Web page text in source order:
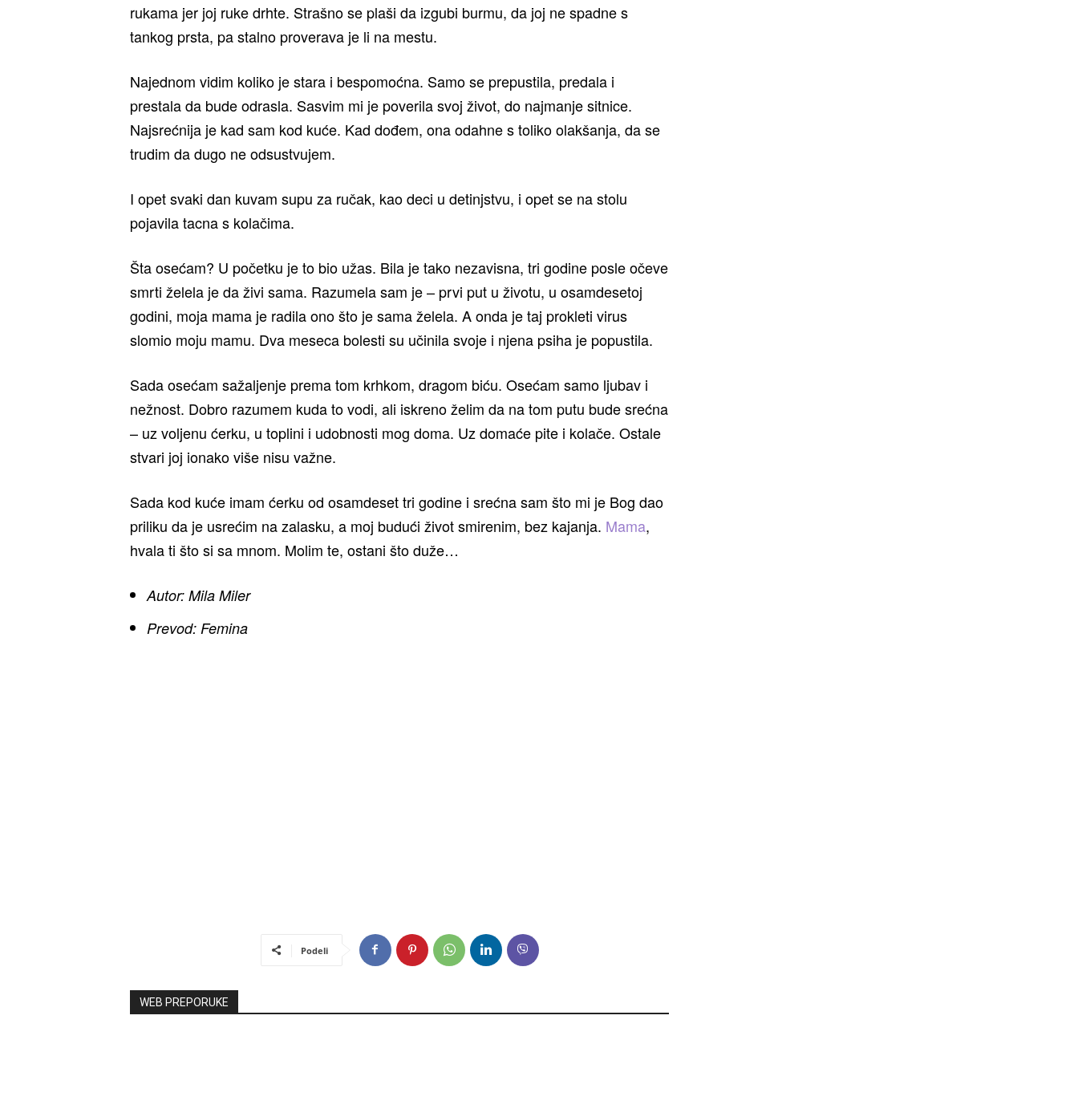
rukama jer joj ruke drhte. Strašno se plaši da izgubi burmu, da joj ne spadne s
tankog prsta, pa stalno proverava je li na mestu.
Najednom vidim koliko je stara i bespomoćna. Samo se prepustila, predala i
prestala da bude odrasla. Sasvim mi je poverila svoj život, do najmanje sitnice.
Najsrećnija je kad sam kod kuće. Kad dođem, ona odahne s toliko olakšanja, da se
trudim da dugo ne odsustvujem.
I opet svaki dan kuvam supu za ručak, kao deci u detinjstvu, i opet se na stolu
pojavila tacna s kolačima.
Šta osećam? U početku je to bio užas. Bila je tako nezavisna, tri godine posle očeve
smrti želela je da živi sama. Razumela sam je – prvi put u životu, u osamdesetoj
godini, moja mama je radila ono što je sama želela. A onda je taj prokleti virus
slomio moju mamu. Dva meseca bolesti su učinila svoje i njena psiha je popustila.
Sada osećam sažaljenje prema tom krhkom, dragom biću. Osećam samo ljubav i
nežnost. Dobro razumem kuda to vodi, ali iskreno želim da na tom putu bude srećna
– uz voljenu ćerku, u toplini i udobnosti mog doma. Uz domaće pite i kolače. Ostale
stvari joj ionako više nisu važne.
Sada kod kuće imam ćerku od osamdeset tri godine i srećna sam što mi je Bog dao
priliku da je usrećim na zalasku, a moj budući život smirenim, bez kajanja. Mama,
hvala ti što si sa mnom. Molim te, ostani što duže…
Autor: Mila Miler
Prevod: Femina
Podeli
WEB PREPORUKE